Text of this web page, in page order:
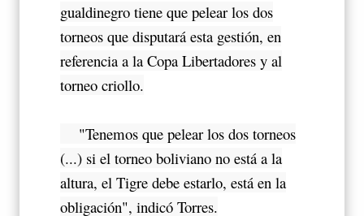
gualdinegro tiene que pelear los dos
torneos que disputará esta gestión, en
referencia a la Copa Libertadores y al
torneo criollo.
"Tenemos que pelear los dos torneos
(...) si el torneo boliviano no está a la
altura, el Tigre debe estarlo, está en la
obligación", indicó Torres.